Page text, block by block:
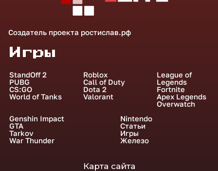
Создатель проекта ростислав.рф
Игры
StandOff 2
PUBG
CS:GO
World of Tanks
Roblox
Call of Duty
Dota 2
Valorant
League of
Legends
Fortnite
Apex Legends
Overwatch
Genshin Impact
GTA
Tarkov
War Thunder
Nintendo
Статьи
Игры
Железо
Карта сайта